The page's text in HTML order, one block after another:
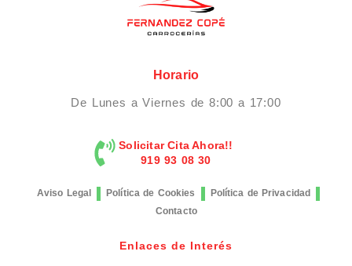
Horario
De Lunes a Viernes de 8:00 a 17:00
Solicitar Cita Ahora!!
919 93 08 30
Aviso Legal Política de Cookies
Política de Privacidad
Contacto
Enlaces de Interés